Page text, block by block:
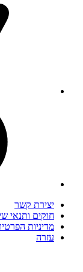
יצירת קשר
חוקים ותנאי
מדיניות
עזרה